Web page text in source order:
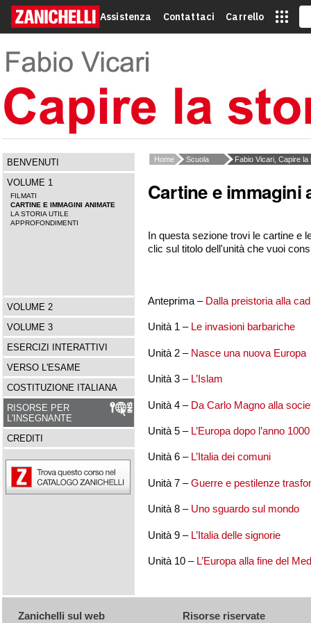
Assistenza Contattaci Carrello
BENVENUTI
VOLUME 1
FILMATI
CARTINE E IMMAGINI ANIMATE
LA STORIA UTILE
APPROFONDIMENTI
VOLUME 2
VOLUME 3
ESERCIZI INTERATTIVI
VERSO L'ESAME
COSTITUZIONE ITALIANA
RISORSE PER
L'INSEGNANTE
CREDITI
Home Scuola Fabio Vicari, Capire la
Cartine e immagini
In questa sezione trovi le cartine e
clic sul titolo dell'unità che vuoi
Anteprima – Dalla preistoria alla
Unità 1 – Le invasioni barbariche
Unità 2 – Nasce una nuova Europa
Unità 3 – L’Islam
Unità 4 – Da Carlo Magno alla
Unità 5 – L’Europa dopo l’anno 1000
Unità 6 – L’Italia dei comuni
Unità 7 –Guerre e pestilenze
Unità 8 – Uno sguardo sul mondo
Unità 9 – L’Italia delle signorie
Unità 10 – L’Europa alla fine del
Zanichelli sul web Risorse riservate